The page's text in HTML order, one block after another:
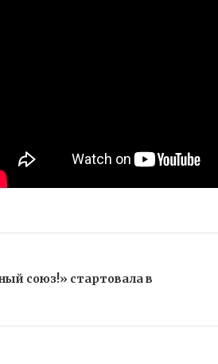
союз!» стартовала в